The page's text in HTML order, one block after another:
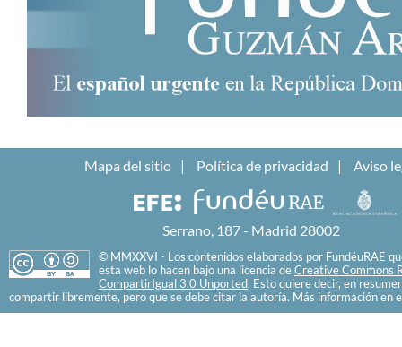
Mapa del sitio Política de privacidad Aviso
Serrano, 187 - Madrid 28002
© MMXXVI - Los contenidos elaborados por FundéuRAE
esta web lo hacen bajo una licencia de Creative Commons
CompartirIgual 3.0 Unported. Esto quiere decir, en
compartir libremente, pero que se debe citar la autoría. Más información en